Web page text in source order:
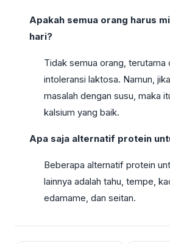
Apakah semua orang harus
hari?
Tidak semua orang, terutama
intoleransi laktosa. Namun,
masalah dengan susu, maka
kalsium yang baik.
Apa saja alternatif protein
Beberapa alternatif protein
lainnya adalah tahu, tempe,
edamame, dan seitan.